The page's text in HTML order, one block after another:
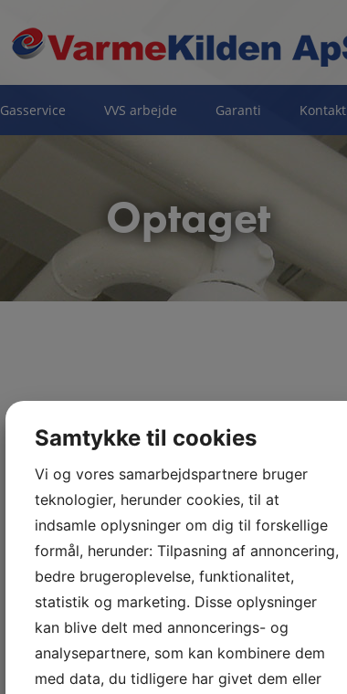
Gasservice VVS arbejde Garanti Kontakt
Optaget
Samtykke til cookies
Vi og vores samarbejdspartnere bruger
teknologier, herunder cookies, til at
indsamle oplysninger om dig til forskellige
formål, herunder: Tilpasning af annoncering,
bedre brugeroplevelse, funktionalitet,
statistik og marketing. Disse oplysninger
kan blive delt med annoncerings- og
analysepartnere, som kan kombinere dem
med data, du tidligere har givet dem eller